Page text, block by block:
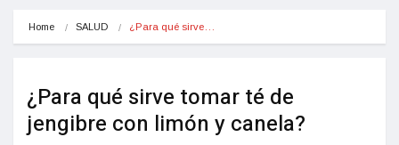
Home SALUD ¿Para qué sirve…
¿Para qué sirve tomar té de
jengibre con limón y canela?